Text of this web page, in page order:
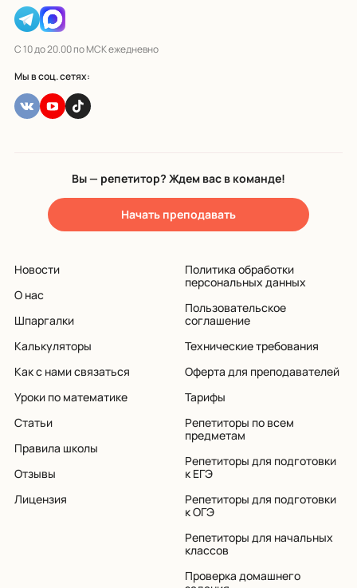
С 10 до 20.00 по МСК ежедневно
Мы в соц. сетях:
Вы — репетитор? Ждем вас в команде!
Начать преподавать
Новости
О нас
Шпаргалки
Калькуляторы
Как с нами связаться
Уроки по математике
Статьи
Правила школы
Отзывы
Лицензия
Политика обработки
персональных данных
Пользовательское
соглашение
Технические требования
Оферта для преподавателей
Тарифы
Репетиторы по всем
предметам
Репетиторы для подготовки
к ЕГЭ
Репетиторы для подготовки
к ОГЭ
Репетиторы для начальных
классов
Проверка домашнего